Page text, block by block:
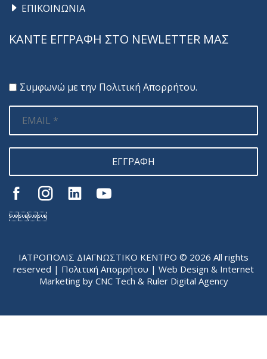
ΕΠΙΚΟΙΝΩΝΙΑ
ΚΑΝΤΕ ΕΓΓΡΑΦΗ ΣΤΟ NEWLETTER ΜΑΣ
Συμφωνώ με την Πολιτική Απορρήτου.
ΕΓΓΡΑΦΗ

ΙΑΤΡΟΠΟΛΙΣ ΔΙΑΓΝΩΣΤΙΚΟ ΚΕΝΤΡΟ © 2026 All rights
reserved | Πολιτική Απορρήτου | Web Design & Internet
Marketing by CNC Tech & Ruler Digital Agency